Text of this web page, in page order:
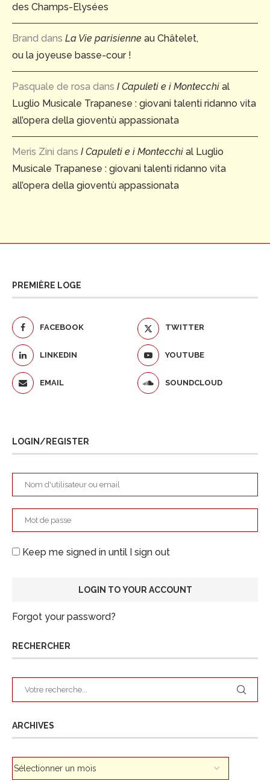
des Champs-Elysées
Brand dans La Vie parisienne au Châtelet,
ou la joyeuse basse-cour !
Pasquale de rosa dans I Capuleti e i Montecchi al
Luglio Musicale Trapanese : giovani talenti ridanno vita
all’opera della gioventù appassionata
Meris Zini dans I Capuleti e i Montecchi al Luglio
Musicale Trapanese : giovani talenti ridanno vita
all’opera della gioventù appassionata
PREMIÈRE LOGE
FACEBOOK TWITTER
LINKEDIN YOUTUBE
EMAIL SOUNDCLOUD
LOGIN/REGISTER
Keep me signed in until I sign out
Forgot your password?
RECHERCHER
ARCHIVES